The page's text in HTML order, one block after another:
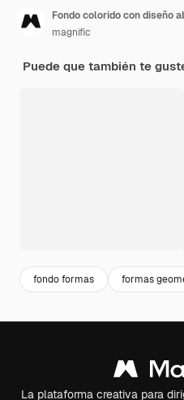
Fondo colorido con diseño
magnific
Puede que también te
fondo formas formas
La plataforma creativa para